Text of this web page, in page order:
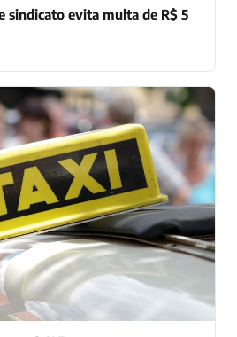
sindicato evita multa de R$ 5